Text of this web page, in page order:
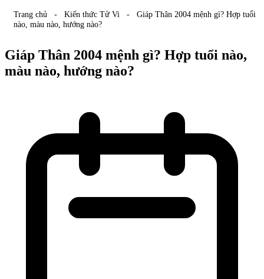
Trang chủ - Kiến thức Tử Vi -
Giáp Thân 2004 mệnh gì? Hợp tuổi
nào, màu nào, hướng nào?
Giáp Thân 2004 mệnh gì? Hợp tuổi nào,
màu nào, hướng nào?